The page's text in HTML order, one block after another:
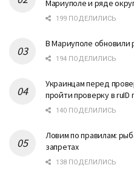
Мариуполе и ряде
199 ПОДЕЛИЛИСЬ
В Мариуполе обновили
194 ПОДЕЛИЛИСЬ
Украинцам перед
пройти проверку в ruID
140 ПОДЕЛИЛИСЬ
Ловим по правилам:
запретах
138 ПОДЕЛИЛИСЬ